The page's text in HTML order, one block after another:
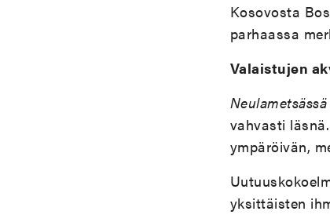
Kosovosta
parhaassa
Valaistujen
Neulametsässä
vahvasti läsnä.
ympäröivän,
yksittäisten